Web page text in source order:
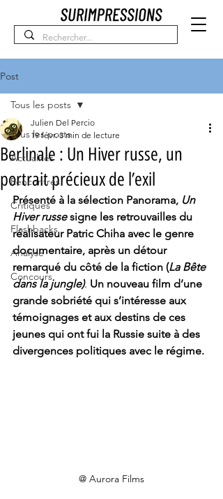
Post
Tous les posts
Actualités
Rencontres
Critiques
Flashbacks
Analyse
Concours
Tous les posts
Berlinale : Un Hiver russe, un
portrait précieux de l’exil
Julien Del Percio
19 févr. 3 min de lecture
Présenté à la sélection Panorama, Un
Hiver russe signe les retrouvailles du
réalisateur Patric Chiha avec le genre
documentaire, après un détour
remarqué du côté de la fiction (La Bête
dans la jungle). Un nouveau film d’une
grande sobriété qui s’intéresse aux
témoignages et aux destins de ces
jeunes qui ont fui la Russie suite à des
divergences politiques avec le régime.
@ Aurora Films